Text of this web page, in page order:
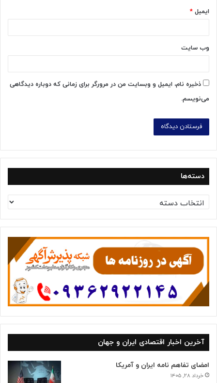
ایمیل *
وب‌ سایت
ذخیره نام، ایمیل و وبسایت من در مرورگر برای زمانی که دوباره دیدگاهی
می‌نویسم.
دسته‌ها
س
ت
ه
آخرین اخبار اقتصادی ایران و جهان
امضای تفاهم نامه ایران و آمریکا
خرداد ۲۸, ۱۴۰۵